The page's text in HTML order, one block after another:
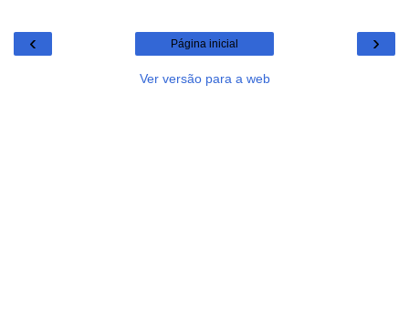
‹ ›
Página inicial
Ver versão para a web